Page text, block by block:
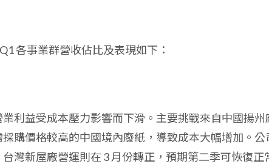
各事業群營收佔比及表現如下：
業利益受成本壓力影響而下滑。主要挑戰來自中國揚州
購價格較高的中國境內廢紙，導致成本大幅增加。公
灣新屋廠營運則在 3 月份轉正，預期第二季可恢復正